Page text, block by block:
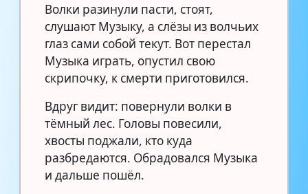
Волки разинули пасти, стоят,
слушают Музыку, а слёзы из волчьих
глаз сами собой текут. Вот перестал
Музыка играть, опустил свою
скрипочку, к смерти приготовился.
Вдруг видит: повернули волки в
тёмный лес. Головы повесили,
хвосты поджали, кто куда
разбредаются. Обрадовался Музыка
и дальше пошёл.